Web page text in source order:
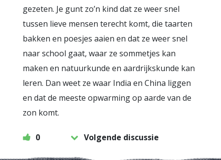
gezeten. Je gunt zo’n kind dat ze weer snel
tussen lieve mensen terecht komt, die taarten
bakken en poesjes aaien en dat ze weer snel
naar school gaat, waar ze sommetjes kan
maken en natuurkunde en aardrijkskunde kan
leren. Dan weet ze waar India en China liggen
en dat de meeste opwarming op aarde van de
zon komt.
0 Volgende discussie